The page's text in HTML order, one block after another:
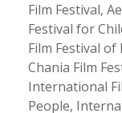
Film Festival,
Festival for
Film Festival
Chania Film
International
People,